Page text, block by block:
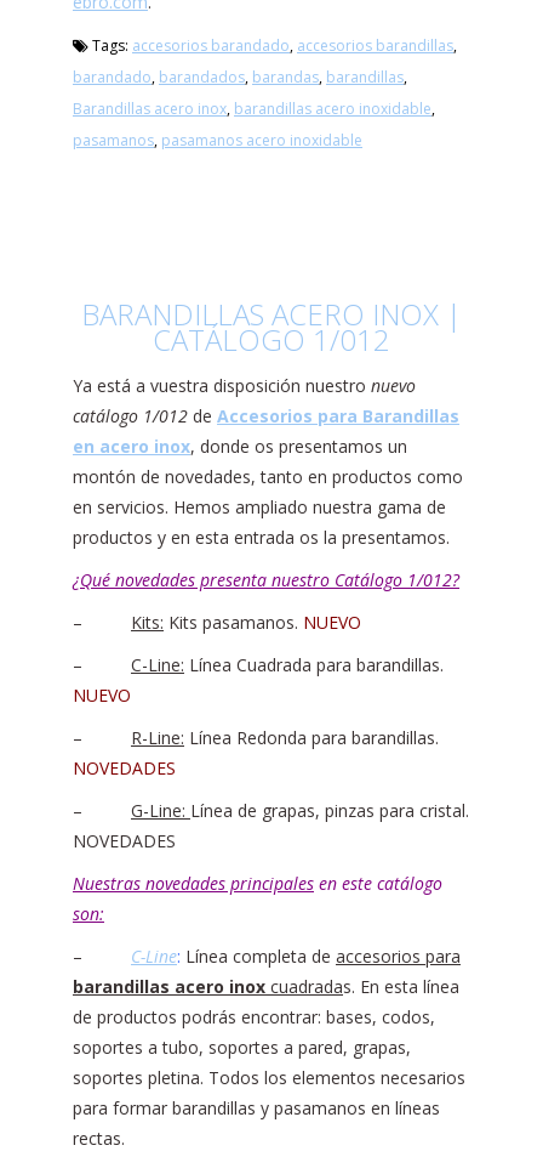
Tags: accesorios barandado, accesorios barandillas,
barandado, barandados, barandas, barandillas,
Barandillas acero inox, barandillas acero inoxidable,
pasamanos, pasamanos acero inoxidable
BARANDILLAS ACERO INOX |
CATÁLOGO 1/012
Ya está a vuestra disposición nuestro nuevo
catálogo 1/012 de Accesorios para Barandillas
en acero inox, donde os presentamos un
montón de novedades, tanto en productos como
en servicios. Hemos ampliado nuestra gama de
productos y en esta entrada os la presentamos.
¿Qué novedades presenta nuestro Catálogo 1/012?
– Kits: Kits pasamanos. NUEVO
– C-Line: Línea Cuadrada para barandillas.
NUEVO
– R-Line: Línea Redonda para barandillas.
NOVEDADES
– G-Line: Línea de grapas, pinzas para cristal.
NOVEDADES
Nuestras novedades principales en este catálogo
son:
– C-Line: Línea completa de accesorios para
barandillas acero inox cuadradas. En esta línea
de productos podrás encontrar: bases, codos,
soportes a tubo, soportes a pared, grapas,
soportes pletina. Todos los elementos necesarios
para formar barandillas y pasamanos en líneas
rectas.